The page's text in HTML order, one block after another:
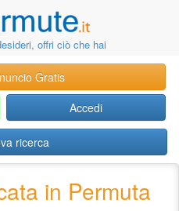
offri ciò che hai
Gratis
Accedi
ricerca
in Permuta